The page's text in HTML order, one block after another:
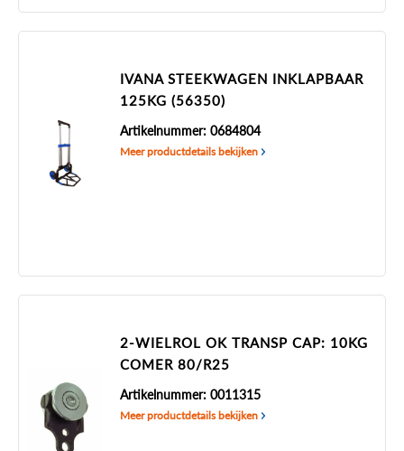
IVANA STEEKWAGEN INKLAPBAAR
125KG (56350)
Artikelnummer: 0684804
Meer productdetails bekijken
2-WIELROL OK TRANSP CAP: 10KG
COMER 80/R25
Artikelnummer: 0011315
Meer productdetails bekijken